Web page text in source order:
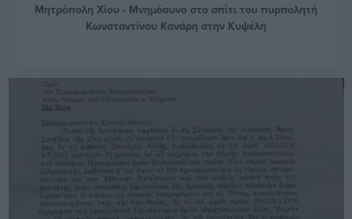
Μητρόπολη Χίου - Μνημόσυνο στο σπίτι του πυρπολητή
Κωνσταντίνου Κανάρη στην Κυψέλη